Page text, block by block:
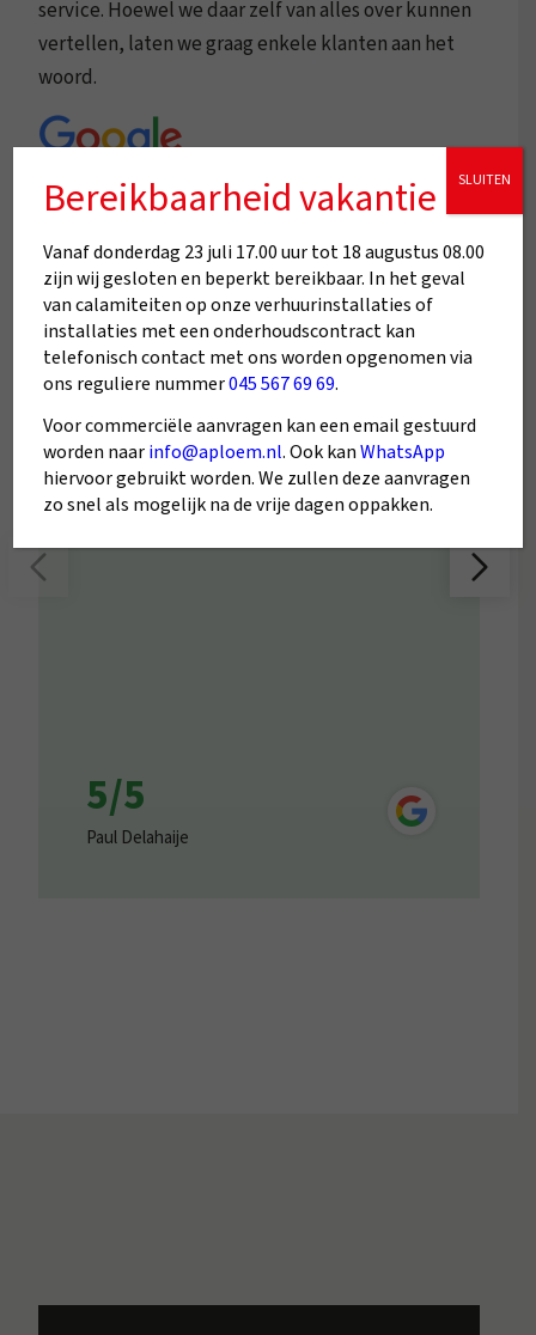
service. Hoewel we daar zelf van alles over kunnen
vertellen, laten we graag enkele klanten aan het
woord.
Fijne service, correct werk.
5/5
Paul Delahaije
Bereikbaarheid vakantie
Vanaf donderdag 23 juli 17.00 uur tot 18 augustus 08.00
zijn wij gesloten en beperkt bereikbaar. In het geval
van calamiteiten op onze verhuurinstallaties of
installaties met een onderhoudscontract kan
telefonisch contact met ons worden opgenomen via
ons reguliere nummer045 567 69 69.
Voor commerciële aanvragen kan een email gestuurd
worden naarinfo@aploem.nl. Ook kanWhatsApp
hiervoor gebruikt worden. We zullen deze aanvragen
zo snel als mogelijk na de vrije dagen oppakken.
SLUITEN